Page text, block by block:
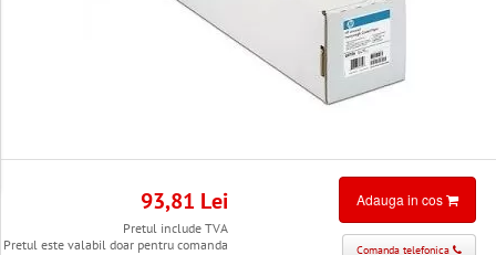
93,81 Lei
Pretul include TVA
Pretul este valabil doar pentru comanda
Adauga in cos
Comanda telefonica